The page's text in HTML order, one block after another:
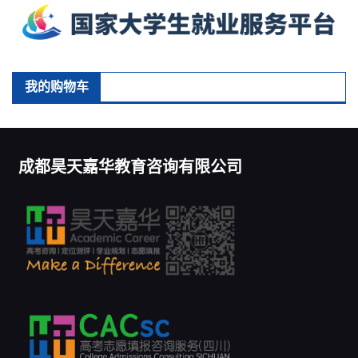
我的购物车
成都昊天嘉华教育咨询有限公司